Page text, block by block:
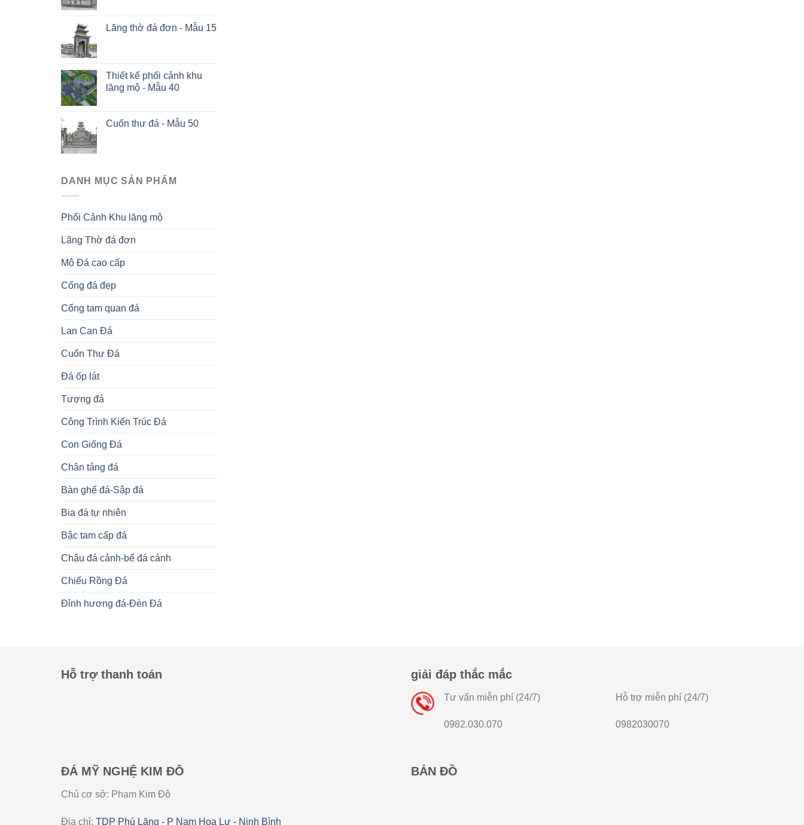
Lăng thờ đá đơn - Mẫu 15
Thiết kế phối cảnh khu
lăng mộ - Mẫu 40
Cuốn thư đá - Mẫu 50
DANH MỤC SẢN PHẨM
Phối Cảnh Khu lăng mộ
Lăng Thờ đá đơn
Mộ Đá cao cấp
Cổng đá đẹp
Cổng tam quan đá
Lan Can Đá
Cuốn Thư Đá
Đá ốp lát
Tượng đá
Công Trình Kiến Trúc Đá
Con Giống Đá
Chân tảng đá
Bàn ghế đá-Sập đá
Bia đá tự nhiên
Bậc tam cấp đá
Chậu đá cảnh-bể đá cảnh
Chiếu Rồng Đá
Đỉnh hương đá-Đèn Đá
Hỗ trợ thanh toán giải đáp thắc mắc
Tư vấn miễn phí (24/7)
0982.030.070
Hỗ trợ miễn phí (24/7)
0982030070
ĐÁ MỸ NGHỆ KIM ĐÔ
Chủ cơ sở: Phạm Kim Đô
Địa chỉ: TDP Phú Lăng - P Nam Hoa Lư - Ninh Bình
BẢN ĐỒ